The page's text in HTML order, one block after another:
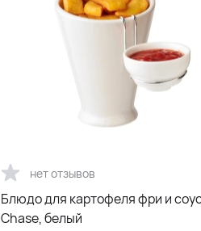
нет отзывов
Блюдо для картофеля фри и
Chase, белый